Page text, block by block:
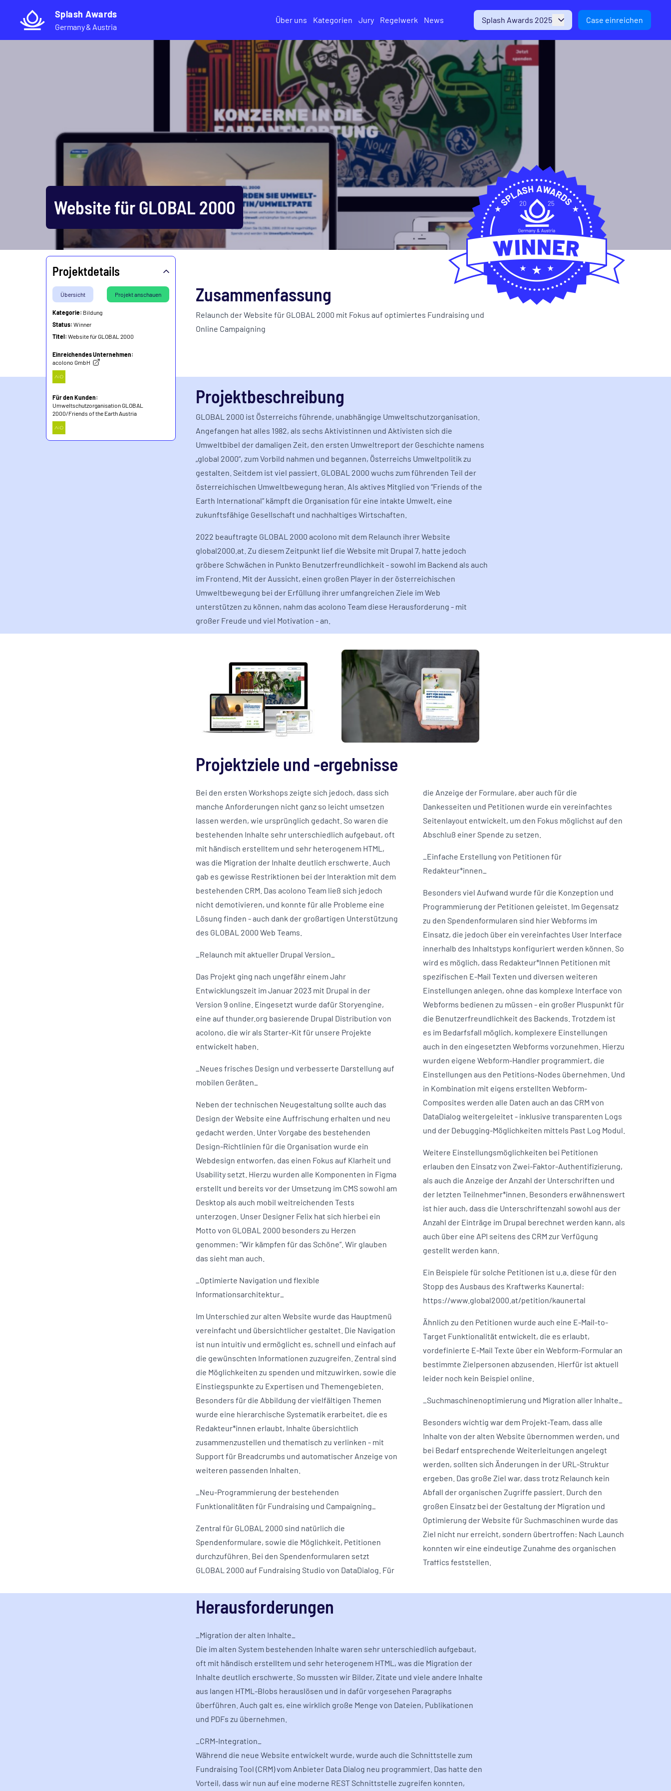
Splash Awards
Germany & Austria
Über uns Kategorien Jury Regelwerk News Splash Awards 2025 Case einreichen
Website für GLOBAL 2000
Projektdetails
Übersicht Projekt anschauen
Kategorie: Bildung
Status: Winner
Titel: Website für GLOBAL 2000
Einreichendes Unternehmen:
acolono GmbH
Für den Kunden:
Umweltschutzorganisation GLOBAL
2000/Friends of the Earth Austria
Zusammenfassung
Relaunch der Website für GLOBAL 2000 mit Fokus auf optimiertes Fundraising und
Online Campaigning
Projektbeschreibung
GLOBAL 2000 ist Österreichs führende, unabhängige Umweltschutzorganisation.
Angefangen hat alles 1982, als sechs Aktivistinnen und Aktivisten sich die
Umweltbibel der damaligen Zeit, den ersten Umweltreport der Geschichte namens
„global 2000“, zum Vorbild nahmen und begannen, Österreichs Umweltpolitik zu
gestalten. Seitdem ist viel passiert. GLOBAL 2000 wuchs zum führenden Teil der
österreichischen Umweltbewegung heran. Als aktives Mitglied von “Friends of the
Earth International” kämpft die Organisation für eine intakte Umwelt, eine
zukunftsfähige Gesellschaft und nachhaltiges Wirtschaften.
2022 beauftragte GLOBAL 2000 acolono mit dem Relaunch ihrer Website
global2000.at. Zu diesem Zeitpunkt lief die Website mit Drupal 7, hatte jedoch
gröbere Schwächen in Punkto Benutzerfreundlichkeit - sowohl im Backend als auch
im Frontend. Mit der Aussicht, einen großen Player in der österreichischen
Umweltbewegung bei der Erfüllung ihrer umfangreichen Ziele im Web
unterstützen zu können, nahm das acolono Team diese Herausforderung - mit
großer Freude und viel Motivation - an.
Projektziele und -ergebnisse
Bei den ersten Workshops zeigte sich jedoch, dass sich
manche Anforderungen nicht ganz so leicht umsetzen
lassen werden, wie ursprünglich gedacht. So waren die
bestehenden Inhalte sehr unterschiedlich aufgebaut, oft
mit händisch erstelltem und sehr heterogenem HTML,
was die Migration der Inhalte deutlich erschwerte. Auch
gab es gewisse Restriktionen bei der Interaktion mit dem
bestehenden CRM. Das acolono Team ließ sich jedoch
nicht demotivieren, und konnte für alle Probleme eine
Lösung finden - auch dank der großartigen Unterstützung
des GLOBAL 2000 Web Teams.
_Relaunch mit aktueller Drupal Version_
Das Projekt ging nach ungefähr einem Jahr
Entwicklungszeit im Januar 2023 mit Drupal in der
Version 9 online. Eingesetzt wurde dafür Storyengine,
eine auf thunder.org basierende Drupal Distribution von
acolono, die wir als Starter-Kit für unsere Projekte
entwickelt haben.
_Neues frisches Design und verbesserte Darstellung auf
mobilen Geräten_
Neben der technischen Neugestaltung sollte auch das
Design der Website eine Auffrischung erhalten und neu
gedacht werden. Unter Vorgabe des bestehenden
Design-Richtlinien für die Organisation wurde ein
Webdesign entworfen, das einen Fokus auf Klarheit und
Usability setzt. Hierzu wurden alle Komponenten in Figma
erstellt und bereits vor der Umsetzung im CMS sowohl am
Desktop als auch mobil weitreichenden Tests
unterzogen. Unser Designer Felix hat sich hierbei ein
Motto von GLOBAL 2000 besonders zu Herzen
genommen: “Wir kämpfen für das Schöne”. Wir glauben
das sieht man auch.
_Optimierte Navigation und flexible
Informationsarchitektur_
Im Unterschied zur alten Website wurde das Hauptmenü
vereinfacht und übersichtlicher gestaltet. Die Navigation
ist nun intuitiv und ermöglicht es, schnell und einfach auf
die gewünschten Informationen zuzugreifen. Zentral sind
die Möglichkeiten zu spenden und mitzuwirken, sowie die
Einstiegspunkte zu Expertisen und Themengebieten.
Besonders für die Abbildung der vielfältigen Themen
wurde eine hierarchische Systematik erarbeitet, die es
Redakteur*innen erlaubt, Inhalte übersichtlich
zusammenzustellen und thematisch zu verlinken - mit
Support für Breadcrumbs und automatischer Anzeige von
weiteren passenden Inhalten.
_Neu-Programmierung der bestehenden
Funktionalitäten für Fundraising und Campaigning_
Zentral für GLOBAL 2000 sind natürlich die
Spendenformulare, sowie die Möglichkeit, Petitionen
durchzuführen. Bei den Spendenformularen setzt
GLOBAL 2000 auf Fundraising Studio von DataDialog. Für
die Anzeige der Formulare, aber auch für die
Dankesseiten und Petitionen wurde ein vereinfachtes
Seitenlayout entwickelt, um den Fokus möglichst auf den
Abschluß einer Spende zu setzen.
_Einfache Erstellung von Petitionen für
Redakteur*innen_
Besonders viel Aufwand wurde für die Konzeption und
Programmierung der Petitionen geleistet. Im Gegensatz
zu den Spendenformularen sind hier Webforms im
Einsatz, die jedoch über ein vereinfachtes User Interface
innerhalb des Inhaltstyps konfiguriert werden können. So
wird es möglich, dass Redakteur*Innen Petitionen mit
spezifischen E-Mail Texten und diversen weiteren
Einstellungen anlegen, ohne das komplexe Interface von
Webforms bedienen zu müssen - ein großer Pluspunkt für
die Benutzerfreundlichkeit des Backends. Trotzdem ist
es im Bedarfsfall möglich, komplexere Einstellungen
auch in den eingesetzten Webforms vorzunehmen. Hierzu
wurden eigene Webform-Handler programmiert, die
Einstellungen aus den Petitions-Nodes übernehmen. Und
in Kombination mit eigens erstellten Webform-
Composites werden alle Daten auch an das CRM von
DataDialog weitergeleitet - inklusive transparenten Logs
und der Debugging-Möglichkeiten mittels Past Log Modul.
Weitere Einstellungsmöglichkeiten bei Petitionen
erlauben den Einsatz von Zwei-Faktor-Authentifizierung,
als auch die Anzeige der Anzahl der Unterschriften und
der letzten Teilnehmer*innen. Besonders erwähnenswert
ist hier auch, dass die Unterschriftenzahl sowohl aus der
Anzahl der Einträge im Drupal berechnet werden kann, als
auch über eine API seitens des CRM zur Verfügung
gestellt werden kann.
Ein Beispiele für solche Petitionen ist u.a. diese für den
Stopp des Ausbaus des Kraftwerks Kaunertal:
https://www.global2000.at/petition/kaunertal
Ähnlich zu den Petitionen wurde auch eine E-Mail-to-
Target Funktionalität entwickelt, die es erlaubt,
vordefinierte E-Mail Texte über ein Webform-Formular an
bestimmte Zielpersonen abzusenden. Hierfür ist aktuell
leider noch kein Beispiel online.
_Suchmaschinenoptimierung und Migration aller Inhalte_
Besonders wichtig war dem Projekt-Team, dass alle
Inhalte von der alten Website übernommen werden, und
bei Bedarf entsprechende Weiterleitungen angelegt
werden, sollten sich Änderungen in der URL-Struktur
ergeben. Das große Ziel war, dass trotz Relaunch kein
Abfall der organischen Zugriffe passiert. Durch den
großen Einsatz bei der Gestaltung der Migration und
Optimierung der Website für Suchmaschinen wurde das
Ziel nicht nur erreicht, sondern übertroffen: Nach Launch
konnten wir eine eindeutige Zunahme des organischen
Traffics feststellen.
Herausforderungen
_Migration der alten Inhalte_
Die im alten System bestehenden Inhalte waren sehr unterschiedlich aufgebaut,
oft mit händisch erstelltem und sehr heterogenem HTML, was die Migration der
Inhalte deutlich erschwerte. So mussten wir Bilder, Zitate und viele andere Inhalte
aus langen HTML-Blobs herauslösen und in dafür vorgesehen Paragraphs
überführen. Auch galt es, eine wirklich große Menge von Dateien, Publikationen
und PDFs zu übernehmen.
_CRM-Integration_
Während die neue Website entwickelt wurde, wurde auch die Schnittstelle zum
Fundraising Tool (CRM) vom Anbieter Data Dialog neu programmiert. Das hatte den
Vorteil, dass wir nun auf eine moderne REST Schnittstelle zugreifen konnten,